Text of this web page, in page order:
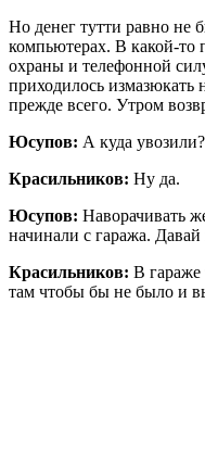
Но денег тутти равно не
компьютерах. В какой-то
охраны и телефонной
приходилось измазюкать
прежде всего. Утром
Юсупов: А куда
Красильников: Ну да.
Юсупов: Наворачивать
начинали с гаража. Давай
Красильников: В
там чтобы бы не было и